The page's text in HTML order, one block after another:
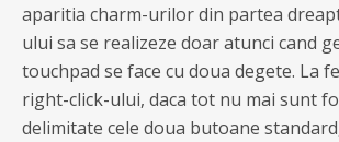
aparitia charm-urilor din partea
ului sa se realizeze doar atunci cand
touchpad se face cu doua degete. La
right-click-ului, daca tot nu mai sunt
delimitate cele doua butoane